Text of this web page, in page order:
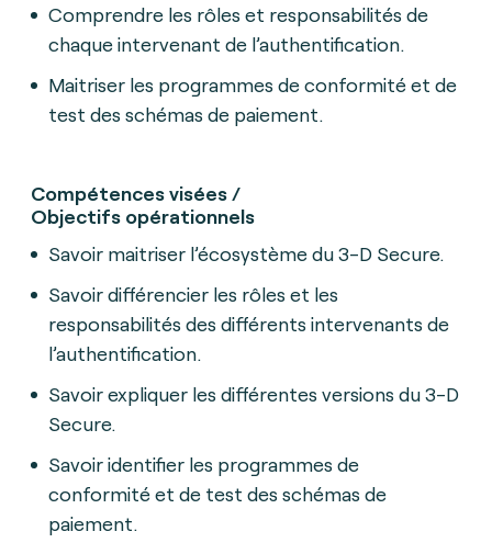
Comprendre les rôles et responsabilités de
chaque intervenant de l’authentification.
Maitriser les programmes de conformité et de
test des schémas de paiement.
Compétences visées /
Objectifs opérationnels
Savoir maitriser l’écosystème du 3-D Secure.
Savoir différencier les rôles et les
responsabilités des différents intervenants de
l’authentification.
Savoir expliquer les différentes versions du 3-D
Secure.
Savoir identifier les programmes de
conformité et de test des schémas de
paiement.